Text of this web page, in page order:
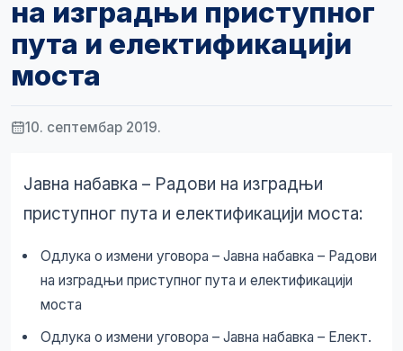
на изградњи приступног
пута и електификацији
моста
10. септембар 2019.
Јавна набавка – Радови на изградњи
приступног пута и електификацији моста:
Одлука о измени уговора – Јавна набавка – Радови
на изградњи приступног пута и електификацији
моста
Одлука о измени уговора – Јавна набавка – Елект.